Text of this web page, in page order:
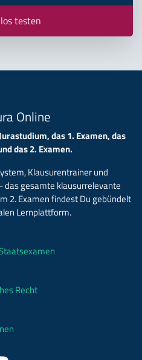
testen
Online
das 1. Examen, das
das 2. Examen.
Klausurentrainer und
das gesamte klausurrelevante
2. Examen findest Du gebündelt
Lernplattform.
Recht